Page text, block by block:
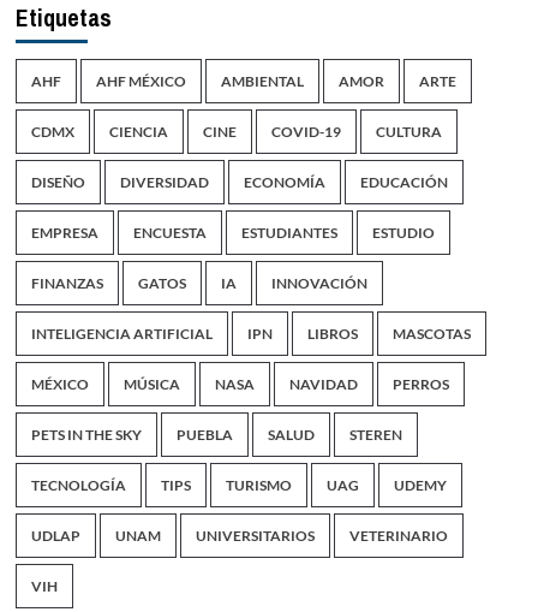
Etiquetas
AHF AHF MÉXICO AMBIENTAL AMOR ARTE
CDMX CIENCIA CINE COVID-19 CULTURA
DISEÑO DIVERSIDAD ECONOMÍA EDUCACIÓN
EMPRESA ENCUESTA ESTUDIANTES ESTUDIO
FINANZAS GATOS IA INNOVACIÓN
INTELIGENCIA ARTIFICIAL IPN LIBROS MASCOTAS
MÉXICO MÚSICA NASA NAVIDAD PERROS
PETS IN THE SKY PUEBLA SALUD STEREN
TECNOLOGÍA TIPS TURISMO UAG UDEMY
UDLAP UNAM UNIVERSITARIOS VETERINARIO
VIH